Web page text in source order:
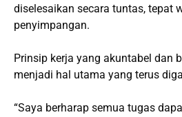
diselesaikan secara tuntas, tepat
penyimpangan.
Prinsip kerja yang akuntabel dan
menjadi hal utama yang terus
“Saya berharap semua tugas